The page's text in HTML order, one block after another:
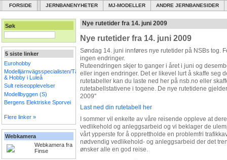
FORSIDE JERNBANENYHETER MJ-MODELLER ANDRE JERNBANESIDER
Søk
5 siste linker
Eurohobby
Modelljärnvägsspecialisten/Tåg
& Hobby i Luleå
Sult reiseopplevelser
Modellbyggen (S)
Bergens Elektriske Sporvei
Flere linker »
Webkamera
Webkamera fra
Finse
Nye rutetider fra 14. juni 2009
Nye rutetider fra 14. juni 2009
Søndag 14. juni innføres nye rutetider på NSBs tog.
ingen endringer.
Ruteendringen skjer to ganger i året i juni og
eller ingen endringer. Det er likevel lurt å skaffe seg
rutetabeller kan du laste ned her på nsb.no eller
rutetabellstativene i togene. De nye rutetidene
2009''
Last ned din rutetabell her
I sommer vil enkelte av våre reisende oppleve at
vedlikehold og anleggsarbeid og vi beklager de
vårt ypperste for å opprettholde en problemfri
nødvendig vedlikehold- og anleggsarbeid der det
ønsker alle en god reise.